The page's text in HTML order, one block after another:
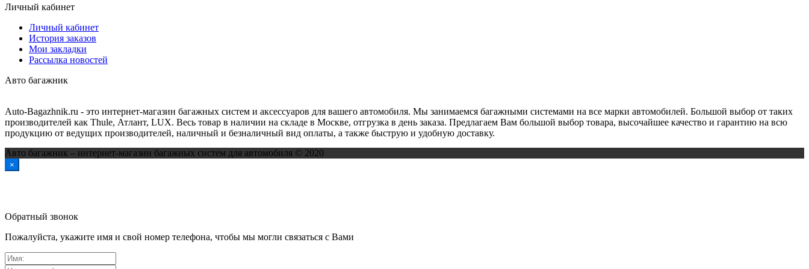
Личный кабинет
Личный кабинет
История заказов
Мои закладки
Рассылка новостей
Авто багажник
Auto-Bagazhnik.ru - это интернет-магазин багажных систем и аксессуаров для вашего автомобиля. Мы занимаемся багажными системами на все марки автомобилей. Большой выбор от таких
производителей как Thule, Атлант, LUX. Весь товар в наличии на складе в Москве, отгрузка в день заказа. Предлагаем Вам большой выбор товара, высочайшее качество и гарантию на всю
продукцию от ведущих производителей, наличный и безналичный вид оплаты, а также быструю и удобную доставку.
Авто багажник – интернет-магазин багажных систем для автомобиля © 2020
×
Обратный звонок
Пожалуйста, укажите имя и свой номер телефона, чтобы мы могли связаться с Вами